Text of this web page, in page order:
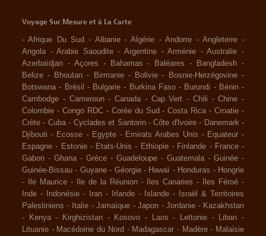
Voyage Sur Mesure et à La Carte
-Afrique Du Sud - Albanie -Algérie -Andorre - Angleterre -
Angola -Arabie Saoudite -Argentine -Arménie -Australie -
Azerbaïdjan - Açores - Bahamas - Baléares - Bangladesh -
Belize - Bhoutan - Birmanie - Bolivie - Bosnie-Herzégovine -
Botswana - Brésil - Bulgarie - Burkina Faso - Burundi - Bénin -
Cambodge - Cameroun - Canada - Cap Vert - Chili -Chine -
Colombie - Congo RDC - Corée du Sud -Costa Rica -Croatie -
Crète - Cuba - Cyclades et Santorin -Côte d'Ivoire - Danemark -
Djibouti - Ecosse - Egypte - Emirats Arabes Unis - Equateur -
Espagne - Estonie - Etats-Unis - Ethiopie - Finlande - France -
Gabon - Ghana - Grèce - Guadeloupe - Guatemala - Guinée -
Guinée-Bissau - Guyane - Géorgie - Hawaï - Honduras - Hongrie
-
Ile Maurice - Ile de la Réunion - Iles Canaries - Iles Féroé -
Inde - Indonésie - Iran - Irlande - Islande -
Israël & Territoires
Palestiniens - Italie - Jamaïque - Japon - Jordanie - Kazakhstan
-
Kenya - Kirghizistan - Kosovo - Laos - Lettonie - Liban -
Lituanie - Macédoine du Nord - Madagascar - Madère - Malaisie